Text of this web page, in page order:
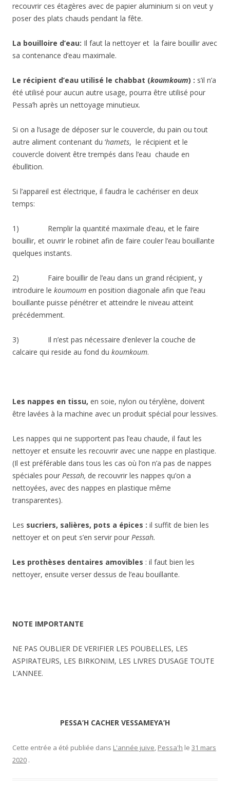
recouvrir ces étagères avec de papier aluminium si on veut y
poser des plats chauds pendant la fête.
La bouilloire d’eau: Il faut la nettoyer et la faire bouillir avec
sa contenance d’eau maximale.
Le récipient d’eau utilisé le chabbat (koumkoum) : s’il n’a
été utilisé pour aucun autre usage, pourra être utilisé pour
Pessa’h après un nettoyage minutieux.
Si on a l’usage de déposer sur le couvercle, du pain ou tout
autre aliment contenant du ‘hamets, le récipient et le
couvercle doivent être trempés dans l’eau chaude en
ébullition.
Si l’appareil est électrique, il faudra le cachériser en deux
temps:
1) Remplir la quantité maximale d’eau, et le faire
bouillir, et ouvrir le robinet afin de faire couler l’eau bouillante
quelques instants.
2) Faire bouillir de l’eau dans un grand récipient, y
introduire le koumoum en position diagonale afin que l’eau
bouillante puisse pénétrer et atteindre le niveau atteint
précédemment.
3) Il n’est pas nécessaire d’enlever la couche de
calcaire qui reside au fond du koumkoum.
Les nappes en tissu, en soie, nylon ou térylène, doivent
être lavées à la machine avec un produit spécial pour lessives.
Les nappes qui ne supportent pas l’eau chaude, il faut les
nettoyer et ensuite les recouvrir avec une nappe en plastique.
(Il est préférable dans tous les cas où l’on n’a pas de nappes
spéciales pour Pessah, de recouvrir les nappes qu’on a
nettoyées, avec des nappes en plastique même
transparentes).
Les sucriers, salières, pots a épices : il suffit de bien les
nettoyer et on peut s’en servir pour Pessah.
Les prothèses dentaires amovibles : il faut bien les
nettoyer, ensuite verser dessus de l’eau bouillante.
NOTE IMPORTANTE
NE PAS OUBLIER DE VERIFIER LES POUBELLES, LES
ASPIRATEURS, LES BIRKONIM, LES LIVRES D’USAGE TOUTE
L’ANNEE.
PESSA’H CACHER VESSAMEYA’H
Cette entrée a été publiée dans L'année juive, Pessa'h le 31 mars
2020 .